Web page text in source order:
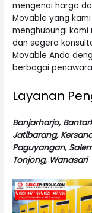
mengenai harga
Movable yang
menghubungi
dan segera
Movable Anda
berbagai
Layanan
Banjarharjo,
Jatibarang,
Paguyangan,
Tonjong, Wanasari